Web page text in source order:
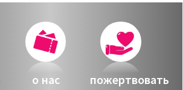
о нас пожертвовать